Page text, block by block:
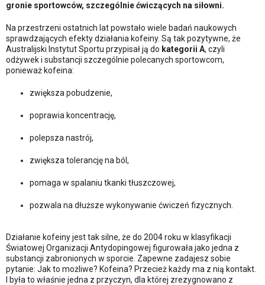
gronie sportowców, szczególnie ćwiczących na siłowni.
Na przestrzeni ostatnich lat powstało wiele badań naukowych
sprawdzających efekty działania kofeiny. Są tak pozytywne, że
Australijski Instytut Sportu przypisał ją do kategorii A, czyli
odżywek i substancji szczególnie polecanych sportowcom,
ponieważ kofeina:
zwiększa pobudzenie,
poprawia koncentrację,
polepsza nastrój,
zwiększa tolerancję na ból,
pomaga w spalaniu tkanki tłuszczowej,
pozwala na dłuższe wykonywanie ćwiczeń fizycznych.
Działanie kofeiny jest tak silne, że do 2004 roku w klasyfikacji
Światowej Organizacji Antydopingowej figurowała jako jedna z
substancji zabronionych w sporcie. Zapewne zadajesz sobie
pytanie: Jak to możliwe? Kofeina? Przecież każdy ma z nią kontakt.
I była to właśnie jedna z przyczyn, dla której zrezygnowano z